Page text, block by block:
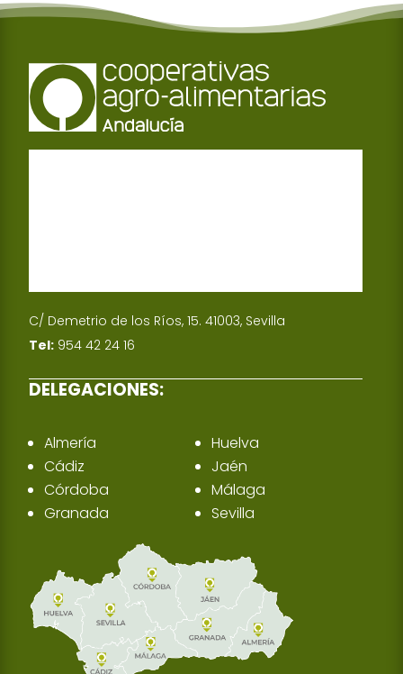
C/ Demetrio de los Ríos, 15. 41003, Sevilla
Tel: 954 42 24 16
DELEGACIONES:
Almería
Cádiz
Córdoba
Granada
Huelva
Jaén
Málaga
Sevilla